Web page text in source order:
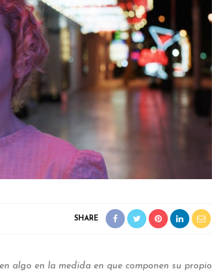
SHARE
algo en la medida en que componen su propio